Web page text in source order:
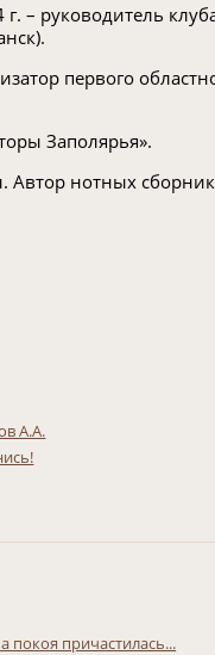
г. – руководитель
первого
Заполярья».
Автор нотных
А.А.
покоя причастилась...